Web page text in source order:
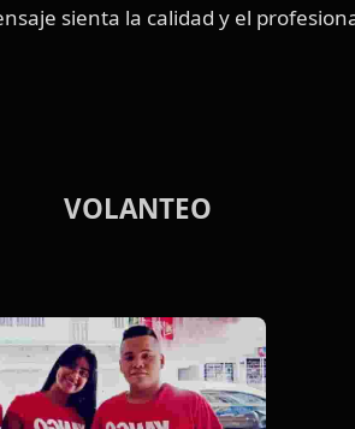
sienta la calidad y el